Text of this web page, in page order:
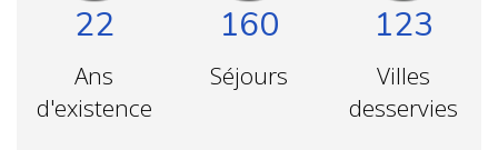
22
Ans
d'existence
160
Séjours
123
Villes
desservies